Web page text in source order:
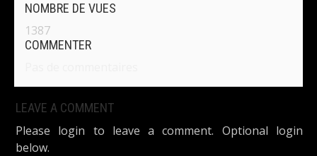
NOMBRE DE VUES
1387
COMMENTER
LEAVE A COMMENT
Please login to leave a comment. Optional login
below.